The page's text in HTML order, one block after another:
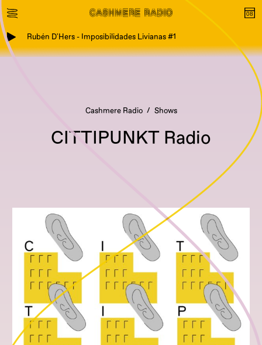
Rubén D'Hers - Imposibilidades Livianas #1
Cashmere Radio Shows
CITTIPUNKT Radio